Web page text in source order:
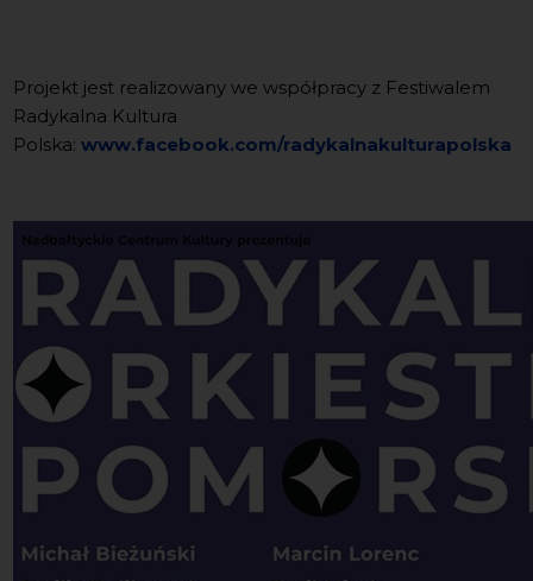
Projekt jest realizowany we współpracy z Festiwalem
Radykalna Kultura
Polska:www.facebook.com/radykalnakulturapolska